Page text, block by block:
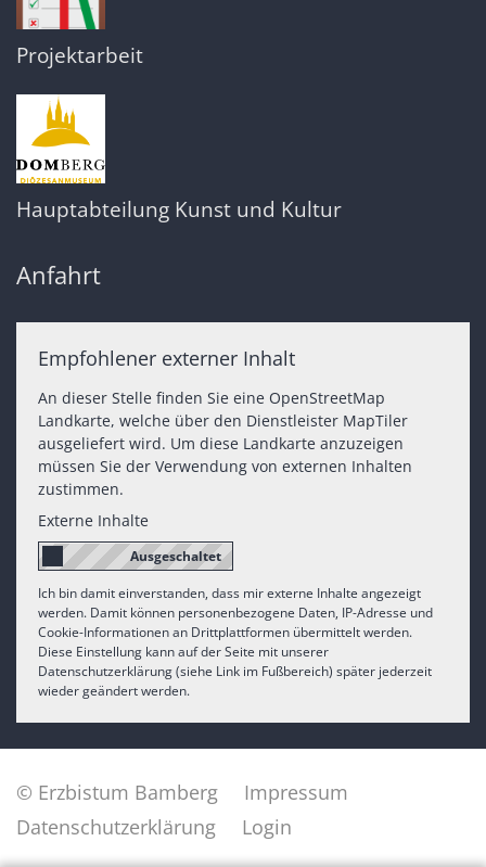
Projektarbeit
Hauptabteilung Kunst und Kultur
Anfahrt
Empfohlener externer Inhalt
An dieser Stelle finden Sie eine OpenStreetMap
Landkarte, welche über den Dienstleister MapTiler
ausgeliefert wird. Um diese Landkarte anzuzeigen
müssen Sie der Verwendung von externen Inhalten
zustimmen.
Externe Inhalte
Ich bin damit einverstanden, dass mir externe Inhalte angezeigt
werden. Damit können personenbezogene Daten, IP-Adresse und
Cookie-Informationen an Drittplattformen übermittelt werden.
Diese Einstellung kann auf der Seite mit unserer
Datenschutzerklärung (siehe Link im Fußbereich) später jederzeit
wieder geändert werden.
© Erzbistum Bamberg
Impressum
Datenschutzerklärung
Login